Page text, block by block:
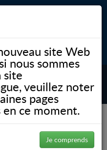
site Web
nous sommes
site
veuillez noter
pages
ce moment.
Je comprends
Accessibilité A- A+ English
MENU
Infolettre – Spectrum